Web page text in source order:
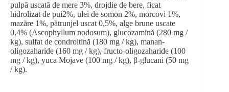
pulpă uscată de mere 3%, drojdie de bere, ficat
hidrolizat de pui2%, ulei de somon 2%, morcovi 1%,
mazăre 1%, pătrunjel uscat 0,5%, alge brune uscate
0,4% (Ascophyllum nodosum), glucozamină (280 mg /
kg), sulfat de condroitină (180 mg / kg), manan-
oligozaharide (160 mg / kg), fructo-oligozaharide (100
mg / kg), yuca Mojave (100 mg / kg), β-glucani (50 mg
/ kg).